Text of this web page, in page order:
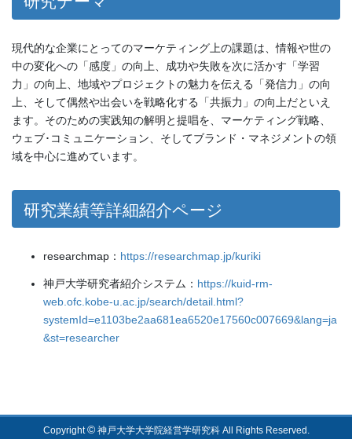
現代的な企業にとってのマーケティング上の課題は、情報や世の
中の変化への「感度」の向上、成功や失敗を次に活かす「学習
力」の向上、地域やプロジェクトの魅力を伝える「発信力」の向
上、そして偶然や出会いを戦略化する「共振力」の向上だといえ
ます。そのための実践知の解明と提唱を、マーケティング戦略、
ウェブ･コミュニケーション、そしてブランド・マネジメントの領
域を中心に進めています。
研究業績等詳細紹介ページ
researchmap： https://researchmap.jp/kuriki
神戸大学研究者紹介システム： https://kuid-rm-
web.ofc.kobe-u.ac.jp/search/detail.html?
systemId=e1103be2aa681ea6520e17560c007669&lang=ja
&st=researcher
Copyright©神戸大学大学院経営学研究科 All Rights Reserved.